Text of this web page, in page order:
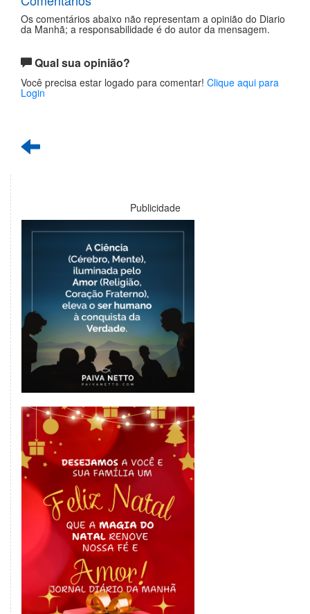
Os comentários abaixo não representam a opinião do Diario
da Manhã; a responsabilidade é do autor da mensagem.
Qual sua opinião?
Você precisa estar logado para comentar! Clique aqui para
Login
Publicidade